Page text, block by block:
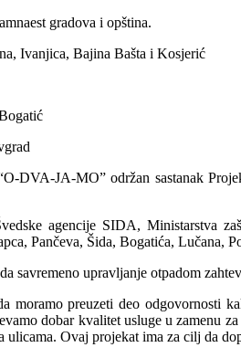
gradova i opština.
Ivanjica, Bajina Bašta i Kosjerić
DVA-JA-MO” održan sastanak
agencije SIDA, Ministarstva
Pančeva, Šida, Bogatića, Lučana,
savremeno upravljanje otpadom
moramo preuzeti deo odgovornosti
dobar kvalitet usluge u zamenu
Ovaj projekat ima za cilj da